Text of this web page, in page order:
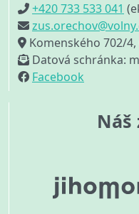
+420 733 533 041
Komenského 702/
Datová schránka:
Facebook
Náš